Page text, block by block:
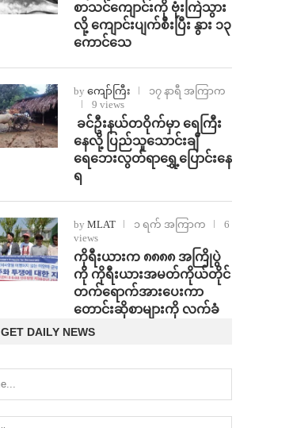
စာသင်ကျောင်းကို ဗုံးကြဲသွား
လို့ ကျောင်းပျက်စီးပြီး နွား ၁၃
ကောင်သေ
by ကျော်ကြီး
၁၇ နာရီ အကြာက
9 views
⁩ ⁨ခင်ဦးနယ်တဝိုက်မှာ ရေကြီး
နေလို့ ပြည်သူသောင်းချီ
ရေဘေးလွတ်ရာရွှေ့ပြောင်းနေ
ရ
by MLAT ၁ ရက် အကြာက
6
views
ကိုရီးယားက ၈၈၈၈ အကြိုပွဲ
ကို ကိုရီးယားအမတ်ကိုယ်တိုင်
တက်ရောက်အားပေးကာ
တောင်းဆိုစာများကို လက်ခံ
GET DAILY NEWS